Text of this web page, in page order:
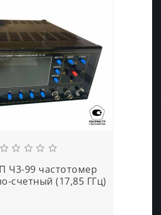
Ч3-99 частотомер
счетный (17,85 ГГц)